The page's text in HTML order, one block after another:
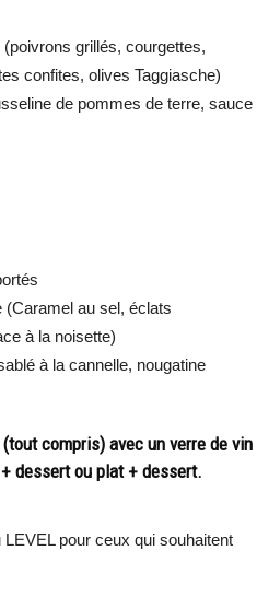
grillés, courgettes,
confites, olives Taggiasche)
de pommes de terre, sauce
(Caramel au sel, éclats
à la noisette)
à la cannelle, nougatine
compris) avec un verre de vin
dessert ou plat + dessert.
pour ceux qui souhaitent